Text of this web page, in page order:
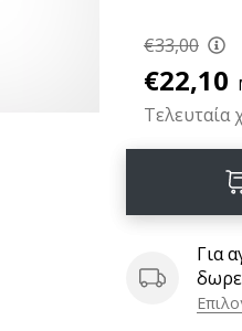
€33,00
€22,10
Τελευταία
Για